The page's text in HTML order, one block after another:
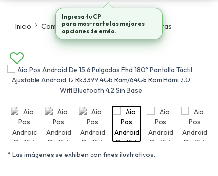
Inicio Computadoras Todo En Computadoras
* Las imágenes se exhiben con fines ilustrativos.